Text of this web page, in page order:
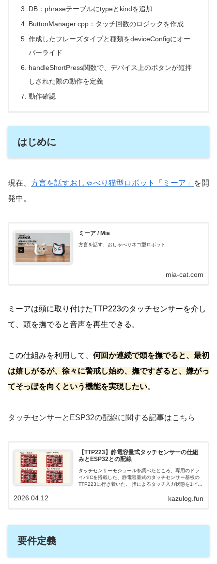
DB：phraseテーブルにtypeとkindを追加
ButtonManager.cpp：タッチ回数のロジックを作成
作成したフレーズタイプと種類をdeviceConfigにオー
バーライド
handleShortPress関数で、デバイス上のボタンが短押
しされた際の動作を定義
動作確認
はじめに
現在、 方言を話すおしゃべり猫型ロボット「ミーア」
を開
発中。
ミーア / Mia
方言を話す、おしゃべりネコ型ロボット
mia-cat.com
ミーアは頭に取り付けたTTP223のタッチセンサーを介し
て、頭を撫でると音声を再生できる。
この仕組みを利用して、 何回か連続で頭を撫でると、最初
は嬉しがるが、徐々に警戒し始め、撫ですぎると、嫌がっ
てそっぽを向くという機能を実現したい。
タッチセンサーとESP32の配線に関する記事はこちら
【TTP223】静電容量式タッチセンサーの仕組
みとESP32との配線
タッチセンサーモジュールを調べたところ、専用のドラ
イバICを搭載した、静電容量式のタッチセンサー基板の
TTP223に行き着いた。 指によるタッチ入力状態を1ビッ
kazulog.fun
2026.04.12
要件定義